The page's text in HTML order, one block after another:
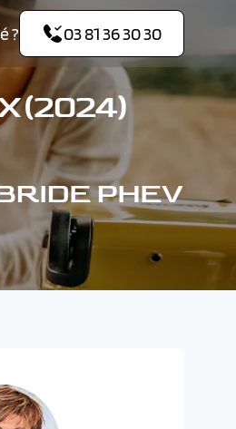
? 03 81 36 30 30
(2024)
PHEV